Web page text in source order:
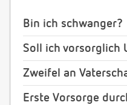
Bin ich schwanger?
Soll ich vorsorglich
Zweifel an
Erste Vorsorge